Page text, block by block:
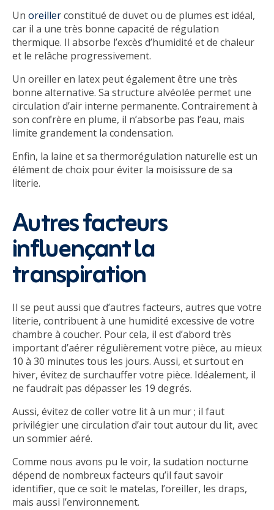
Un oreillerconstitué de duvet ou de plumes est idéal,
car il a une très bonne capacité de régulation
thermique. Il absorbe l’excès d’humidité et de chaleur
et le relâche progressivement.
Un oreiller en latex peut également être une très
bonne alternative. Sa structure alvéolée permet une
circulation d’air interne permanente. Contrairement à
son confrère en plume, il n’absorbe pas l’eau, mais
limite grandement la condensation.
Enfin, la laine et sa thermorégulation naturelle est un
élément de choix pour éviter la moisissure de sa
literie.
Autres facteurs
influençant la
transpiration
Il se peut aussi que d’autres facteurs, autres que votre
literie, contribuent à une humidité excessive de votre
chambre à coucher. Pour cela, il est d’abord très
important d’aérer régulièrement votre pièce, au mieux
10 à 30 minutes tous les jours. Aussi, et surtout en
hiver, évitez de surchauffer votre pièce. Idéalement, il
ne faudrait pas dépasser les 19 degrés.
Aussi, évitez de coller votre lit à un mur ; il faut
privilégier une circulation d’air tout autour du lit, avec
un sommier aéré.
Comme nous avons pu le voir, la sudation nocturne
dépend de nombreux facteurs qu’il faut savoir
identifier, que ce soit le matelas, l’oreiller, les draps,
mais aussi l’environnement.